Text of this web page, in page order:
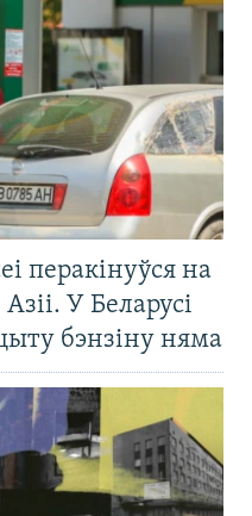
перакінуўся на
У Беларусі
бэнзіну няма